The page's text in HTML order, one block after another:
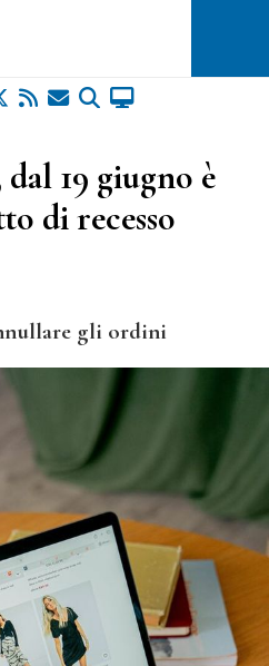
19 giugno è
di recesso
gli ordini